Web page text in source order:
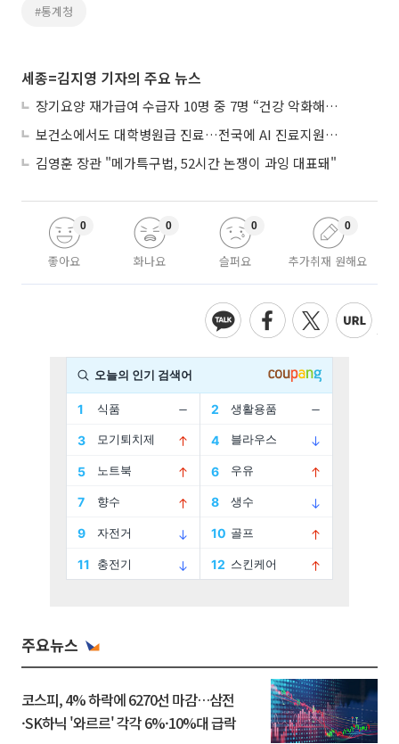
#통계청
세종=김지영 기자의 주요 뉴스
장기요양 재가급여 수급자 10명 중 7명 “건강 악화해도 집에서”
보건소에서도 대학병원급 진료…전국에 AI 진료지원도구 보급
김영훈 장관 "메가특구법, 52시간 논쟁이 과잉 대표돼"
좋아요
0
화나요
0
슬퍼요
0
추가취재 원해요
0
주요뉴스
코스피, 4% 하락에 6270선 마감…삼전
·SK하닉 '와르르' 각각 6%·10%대 급락